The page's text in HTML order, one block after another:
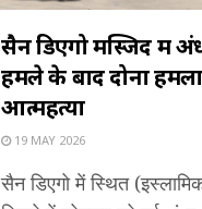
सैन डिएगो मस्जिद में
हमले के बाद दोनों
आत्महत्या
19 MAY 2026
सैन डिएगो में स्थित